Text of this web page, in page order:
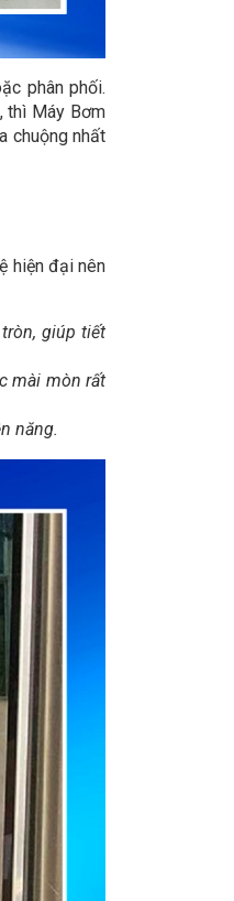
phân phối.
thì Máy Bơm
chuộng nhất
hiện đại nên
giúp tiết
mài mòn rất
năng.